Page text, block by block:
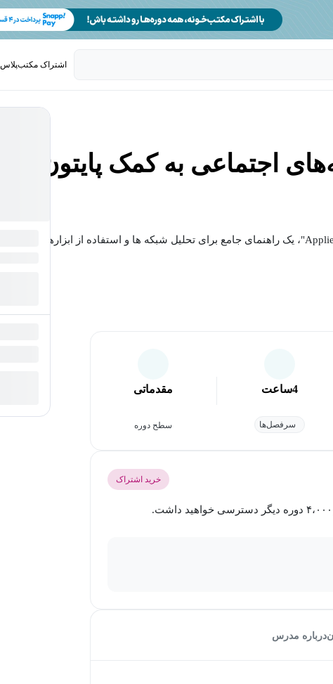
اشتراک مکتب‌پلاس
اجتماعی به کمک پایتون
4ساعت
سرفصل‌ها
مقدماتی
سطح دوره
خرید اشتراک
درباره مدرس